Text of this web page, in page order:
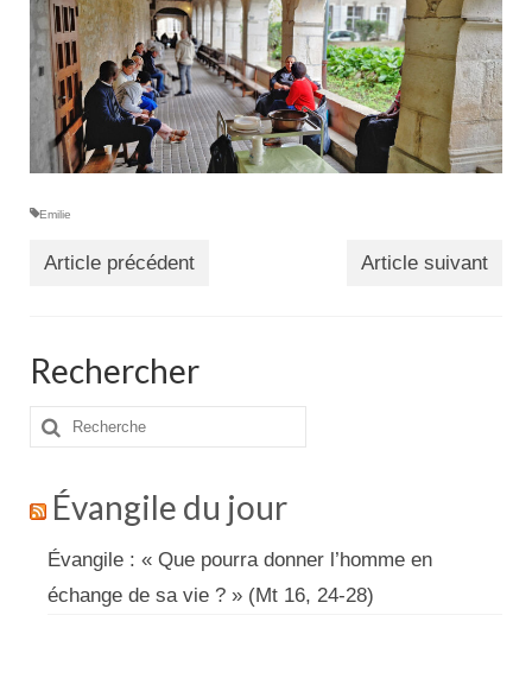
Emilie
Article précédent Article suivant
Rechercher
Rechercher
:
Évangile du jour
Évangile : « Que pourra donner l’homme en
échange de sa vie ? » (Mt 16, 24-28)